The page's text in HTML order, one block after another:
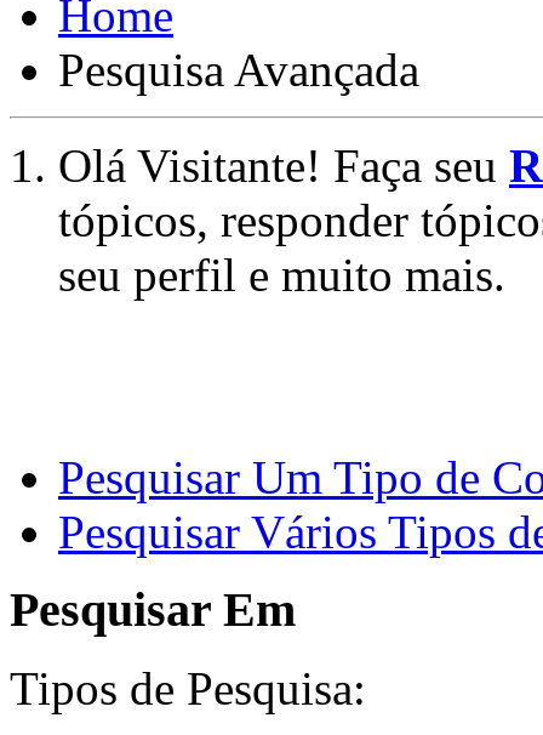
Pesquisa Avançada
Olá Visitante! Faça seu
tópicos, responder
seu perfil e muito mais.
Pesquisar Um Tipo de
Pesquisar Vários Tipos
Pesquisar Em
Tipos de Pesquisa: